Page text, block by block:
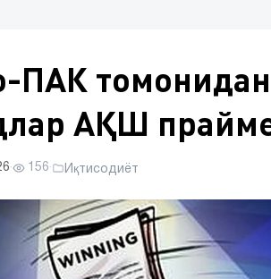
ПАК
АҚШ
· 156· Иқтисодиёт